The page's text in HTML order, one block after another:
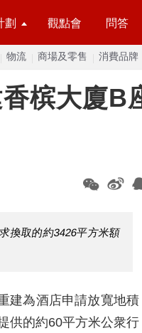
劃 觀點會 問答
物流 商場及零售 消費品牌
槟大廈B
換取的約3426平方米額
建為酒店申請放寬地積
供的約60平方米公衆行